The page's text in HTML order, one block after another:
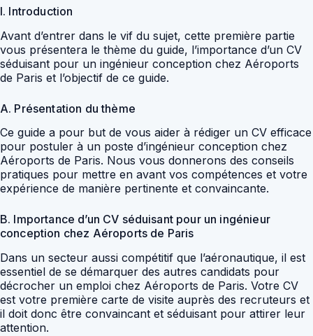
I. Introduction
Avant d’entrer dans le vif du sujet, cette première partie
vous présentera le thème du guide, l’importance d’un CV
séduisant pour un ingénieur conception chez Aéroports
de Paris et l’objectif de ce guide.
A. Présentation du thème
Ce guide a pour but de vous aider à rédiger un CV efficace
pour postuler à un poste d’ingénieur conception chez
Aéroports de Paris. Nous vous donnerons des conseils
pratiques pour mettre en avant vos compétences et votre
expérience de manière pertinente et convaincante.
B. Importance d’un CV séduisant pour un ingénieur
conception chez Aéroports de Paris
Dans un secteur aussi compétitif que l’aéronautique, il est
essentiel de se démarquer des autres candidats pour
décrocher un emploi chez Aéroports de Paris. Votre CV
est votre première carte de visite auprès des recruteurs et
il doit donc être convaincant et séduisant pour attirer leur
attention.